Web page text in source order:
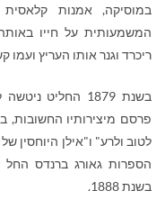
במוסיקה, אמנות
המשמעותית על חייו
ריכרד וגנר אותו העריץ ועמו
בשנת 1879
לטוב ולרע" ו"אילן
הספרות גאורג ברנדס החל
בשנת 1888
.